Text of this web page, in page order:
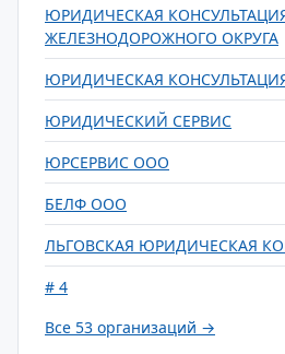
ЮРИДИЧЕСКАЯ
ЖЕЛЕЗНОДОРОЖНОГО ОКРУГА
ЮРИДИЧЕСКАЯ
ЮРИДИЧЕСКИЙ СЕРВИС
ЮРСЕРВИС ООО
БЕЛФ ООО
ЛЬГОВСКАЯ ЮРИДИЧЕСКАЯ
# 4
Все 53 организаций →